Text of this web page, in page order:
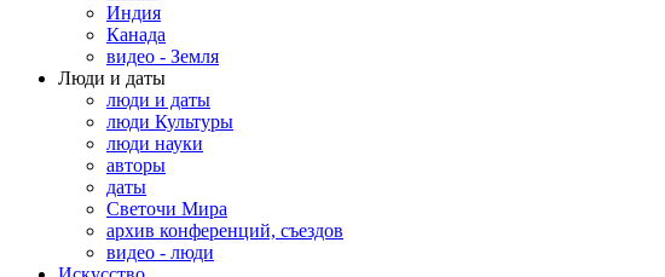
Индия
Канада
видео - Земля
Люди и даты
люди и даты
люди Культуры
люди науки
авторы
даты
Светочи Мира
архив конференций, съездов
видео - люди